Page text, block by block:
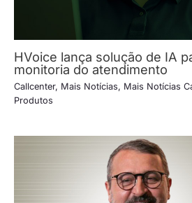
HVoice lança solução de IA
monitoria do atendimento
Callcenter, Mais Notícias, Mais Notícias
Produtos